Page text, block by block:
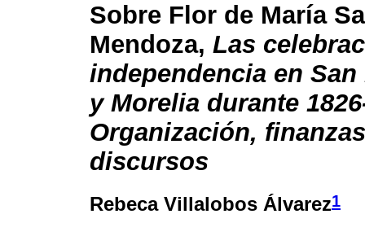
Sobre Flor de María
Mendoza, Las
independencia en
y Morelia durante
Organización,
discursos
Rebeca Villalobos Álvarez1